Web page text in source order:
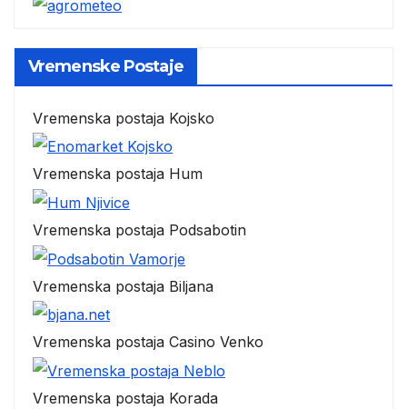
Vremenske Postaje
Vremenska postaja Kojsko
Vremenska postaja Hum
Vremenska postaja Podsabotin
Vremenska postaja Biljana
Vremenska postaja Casino Venko
Vremenska postaja Korada